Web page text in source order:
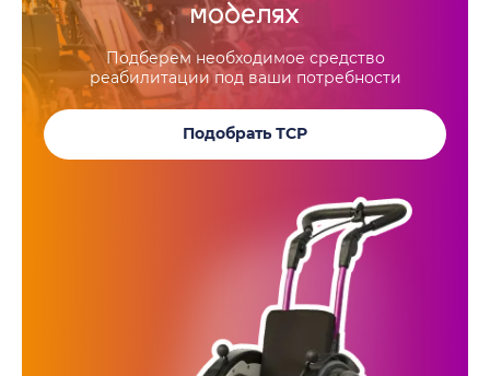
моделях
Подберем необходимое средство
реабилитации под ваши потребности
Подобрать ТСР